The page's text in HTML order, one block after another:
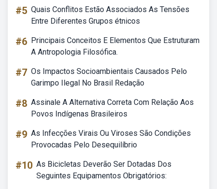
#5 Quais Conflitos Estão Associados As Tensões
Entre Diferentes Grupos étnicos
#6 Principais Conceitos E Elementos Que Estruturam
A Antropologia Filosófica.
#7 Os Impactos Socioambientais Causados Pelo
Garimpo Ilegal No Brasil Redação
#8 Assinale A Alternativa Correta Com Relação Aos
Povos Indígenas Brasileiros
#9 As Infecções Virais Ou Viroses São Condições
Provocadas Pelo Desequilíbrio
#10 As Bicicletas Deverão Ser Dotadas Dos
Seguintes Equipamentos Obrigatórios: